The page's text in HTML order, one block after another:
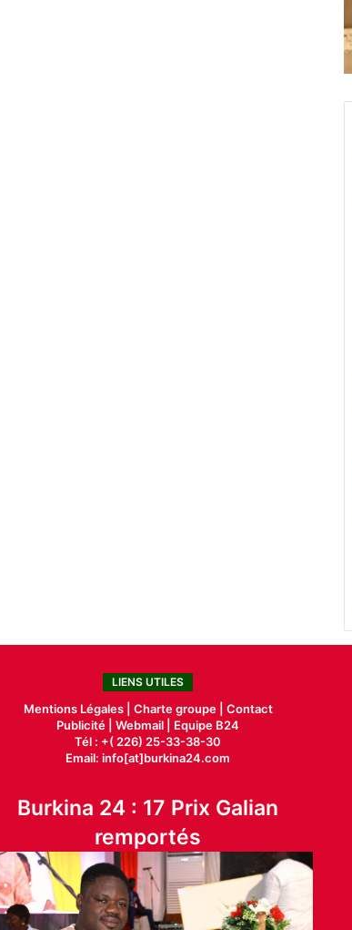
LIENS UTILES
Mentions Légales | Charte groupe | Contact
Publicité |Webmail |
Equipe B24
Tél : +( 226) 25-33-38-30
Email: info[at]burkina24.com
Burkina 24 : 17 Prix Galian
remportés